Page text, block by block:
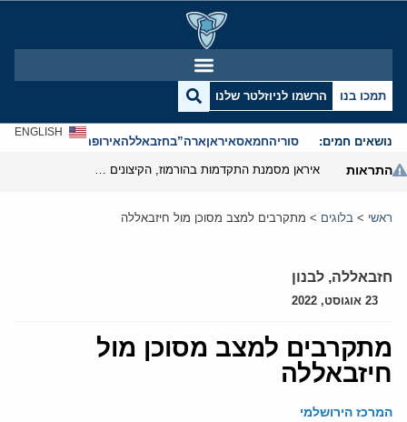
תמכו בנו הרשמו לניוזלטר שלנו
נושאים חמים: סוריהחמאסאיראןארה”בחזבאללהאירופהאנטישמיות
ENGLISH
התראות
ראשי > בלוגים > מתקרבים למצב מסוכן מול חיזבאללה
חזבאללה, לבנון
23 אוגוסט, 2022
מתקרבים למצב מסוכן מול
חיזבאללה
המרכז הירושלמי